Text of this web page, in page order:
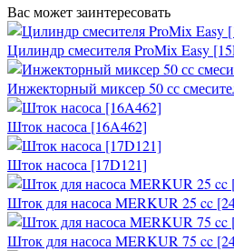
Вас может заинтересовать
Цилиндр смесителя ProMix Easy
Инжекторный миксер 50 сс
Шток насоса [16A462]
Шток насоса [17D121]
Шток для насоса MERKUR 25 cc
Шток для насоса MERKUR 75 cc